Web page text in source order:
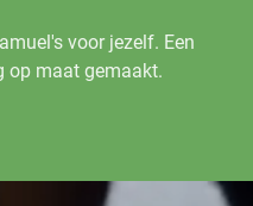
voor jezelf. Een
op maat gemaakt.